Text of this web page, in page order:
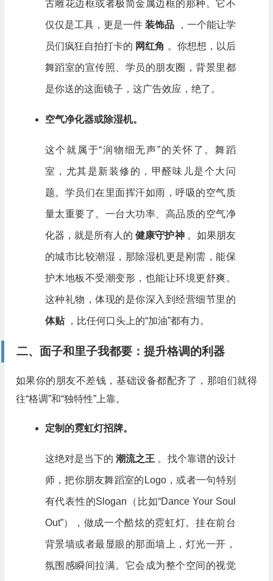
古雕花边框或者极简金属边框的那种。它不
仅仅是工具，更是一件装饰品 ，一个能让学
员们疯狂自拍打卡的 网红角 。你想想，以后
舞蹈室的宣传照、学员的朋友圈，背景里都
是你送的这面镜子，这广告效应，绝了。
空气净化器或除湿机。
这个就属于“润物细无声”的关怀了。舞蹈
室，尤其是新装修的，甲醛味儿是个大问
题。学员们在里面挥汗如雨，呼吸的空气质
量太重要了。一台大功率、高品质的空气净
化器，就是所有人的健康守护神 。如果朋友
的城市比较潮湿，那除湿机更是刚需，能保
护木地板不受潮变形，也能让环境更舒爽。
这种礼物，体现的是你深入到经营细节里的
体贴 ，比任何口头上的“加油”都有力。
二、面子和里子我都要：提升格调的利器
如果你的朋友不差钱，基础设备都配齐了，那咱们就得
往“格调”和“独特性”上靠。
定制的霓虹灯招牌。
这绝对是当下的潮流之王 。找个靠谱的设计
师，把你朋友舞蹈室的Logo，或者一句特别
有代表性的Slogan（比如“Dance Your Soul
Out”），做成一个酷炫的霓虹灯。挂在前台
背景墙或者最显眼的那面墙上，灯光一开，
氛围感瞬间拉满。它会成为整个空间的视觉